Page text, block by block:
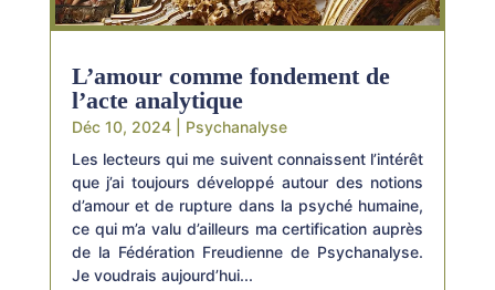
L’amour comme fondement de
l’acte analytique
Déc 10, 2024| Psychanalyse
Les lecteurs qui me suivent connaissent l’intérêt
que j’ai toujours développé autour des notions
d’amour et de rupture dans la psyché humaine,
ce qui m’a valu d’ailleurs ma certification auprès
de la Fédération Freudienne de Psychanalyse.
Je voudrais aujourd’hui...